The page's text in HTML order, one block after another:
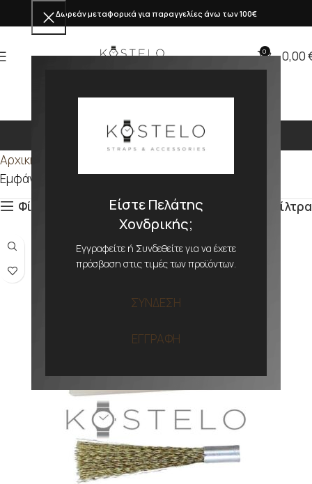
Είστε Πελάτης
Χονδρικής;
Εγγραφείτε ή Συνδεθείτε για να έχετε
πρόσβαση στις τιμές των προϊόντων.
ΣΥΝΔΕΣΗ
ΕΓΓΡΑΦΗ
Δωρεάν μεταφορικά για παραγγελίες άνω των 100€
0 0,00
Σύρμα
Αρχική σελίδα
Εμφάνιση του μοναδικού αποτελέσματος
Φίλτρα
Φίλτρα